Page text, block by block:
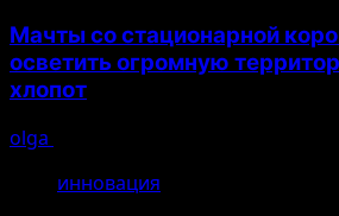
Мачты со стационарной
осветить огромную
хлопот
olga
инновация